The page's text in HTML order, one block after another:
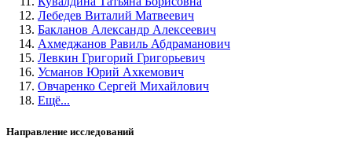
Лебедев Виталий Матвеевич
Бакланов Александр Алексеевич
Ахмеджанов Равиль Абдраманович
Левкин Григорий Григорьевич
Усманов Юрий Ахкемович
Овчаренко Сергей Михайлович
Ещё...
Направление исследований